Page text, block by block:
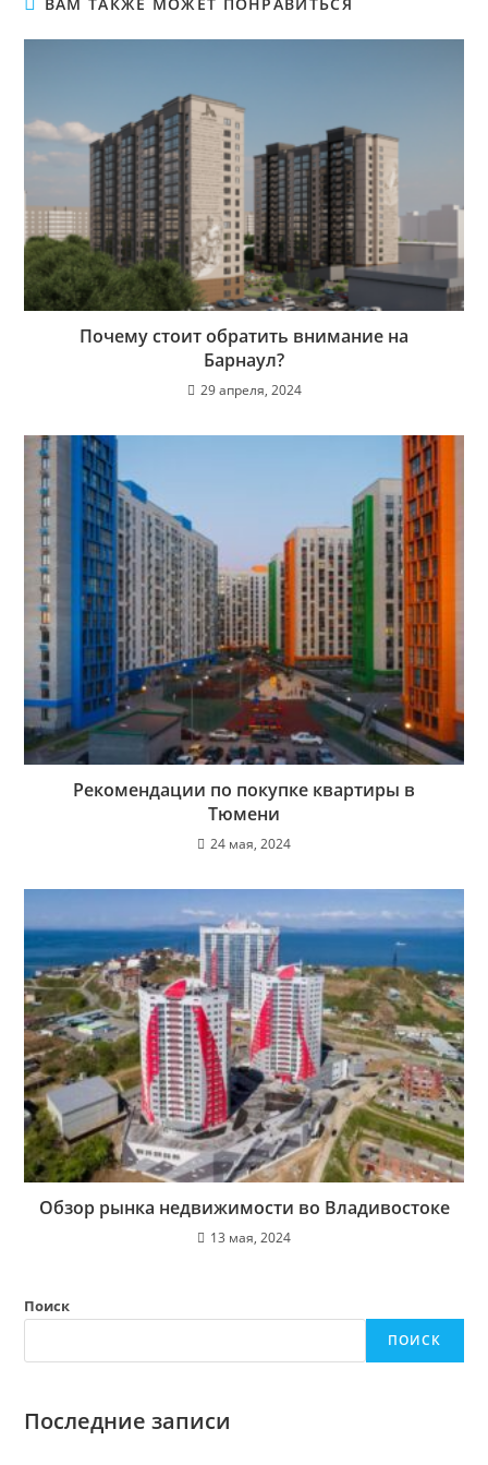
Почему стоит обратить внимание на
Барнаул?
29 апреля, 2024
Рекомендации по покупке квартиры в
Тюмени
24 мая, 2024
Обзор рынка недвижимости во Владивостоке
13 мая, 2024
Поиск
ПОИСК
Последние записи